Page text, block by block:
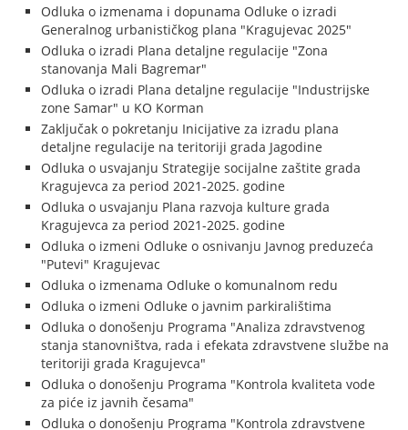
Odluka o izmenama i dopunama Odluke o izradi
Generalnog urbanističkog plana "Kragujevac 2025"
Odluka o izradi Plana detaljne regulacije "Zona
stanovanja Mali Bagremar"
Odluka o izradi Plana detaljne regulacije "Industrijske
zone Samar" u KO Korman
Zaključak o pokretanju Inicijative za izradu plana
detaljne regulacije na teritoriji grada Jagodine
Odluka o usvajanju Strategije socijalne zaštite grada
Kragujevca za period 2021-2025. godine
Odluka o usvajanju Plana razvoja kulture grada
Kragujevca za period 2021-2025. godine
Odluka o izmeni Odluke o osnivanju Javnog preduzeća
"Putevi" Kragujevac
Odluka o izmenama Odluke o komunalnom redu
Odluka o izmeni Odluke o javnim parkiralištima
Odluka o donošenju Programa "Analiza zdravstvenog
stanja stanovništva, rada i efekata zdravstvene službe na
teritoriji grada Kragujevca"
Odluka o donošenju Programa "Kontrola kvaliteta vode
za piće iz javnih česama"
Odluka o donošenju Programa "Kontrola zdravstvene